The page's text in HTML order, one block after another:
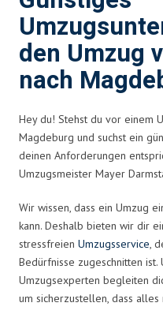
den Umzug
nach
Hey du! Stehst du vor einem
Magdeburg und suchst ein
deinen Anforderungen
Umzugsmeister Mayer
Wir wissen, dass ein Umzug
kann. Deshalb bieten wir dir
stressfreien Umzugsservice,
Bedürfnisse zugeschnitten
Umzugsexperten begleiten
um sicherzustellen, dass